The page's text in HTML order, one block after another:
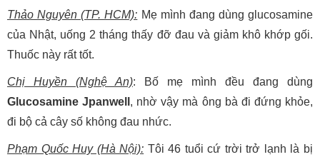
Thảo Nguyên (TP. HCM): Mẹ mình đang dùng glucosamine
của Nhật, uống 2 tháng thấy đỡ đau và giảm khô khớp gối.
Thuốc này rất tốt.
Chị Huyền (Nghệ An): Bố mẹ mình đều đang dùng
Glucosamine Jpanwell , nhờ vậy mà ông bà đi đứng khỏe,
đi bộ cả cây số không đau nhức.
Phạm Quốc Huy (Hà Nội): Tôi 46 tuổi cứ trời trở lạnh là bị